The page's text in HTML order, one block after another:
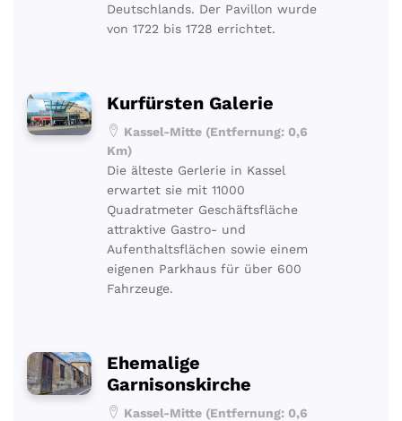
Deutschlands. Der Pavillon wurde
von 1722 bis 1728 errichtet.
Kurfürsten Galerie
Kassel-Mitte (Entfernung: 0,6
Km)
Die älteste Gerlerie in Kassel
erwartet sie mit 11000
Quadratmeter Geschäftsfläche
attraktive Gastro- und
Aufenthaltsflächen sowie einem
eigenen Parkhaus für über 600
Fahrzeuge.
Ehemalige
Garnisonskirche
Kassel-Mitte (Entfernung: 0,6